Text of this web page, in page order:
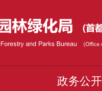
政务公开